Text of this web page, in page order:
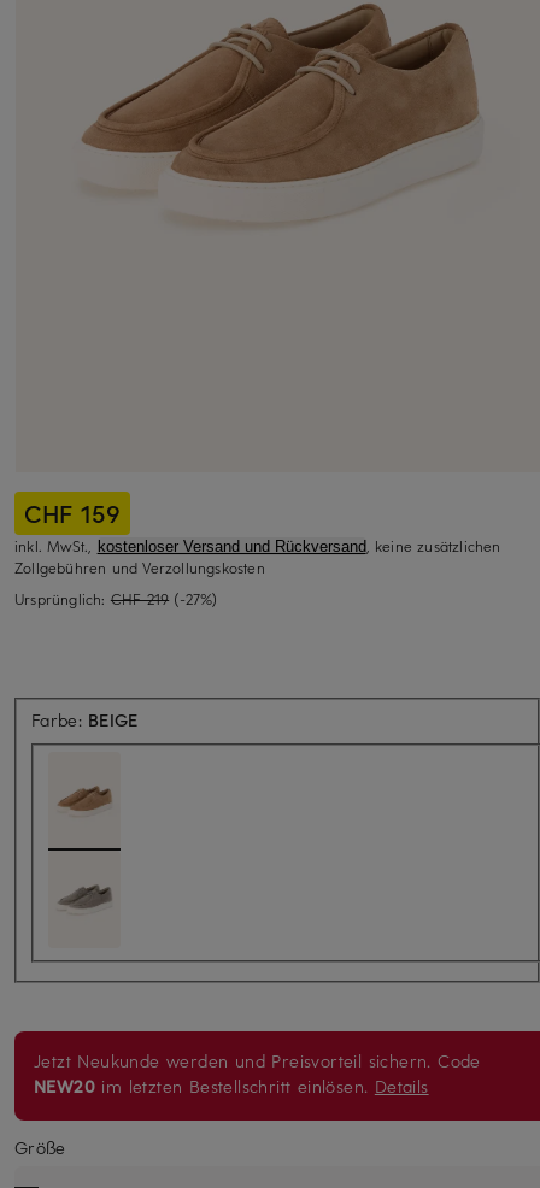
CHF 159
inkl. MwSt., kostenloser Versand und Rückversand, keine zusätzlichen
Zollgebühren und Verzollungskosten
Ursprünglich: CHF 219 (-27%)
Farbe: BEIGE
Jetzt Neukunde werden und Preisvorteil sichern. Code
NEW20 im letzten Bestellschritt einlösen. Details
Größe